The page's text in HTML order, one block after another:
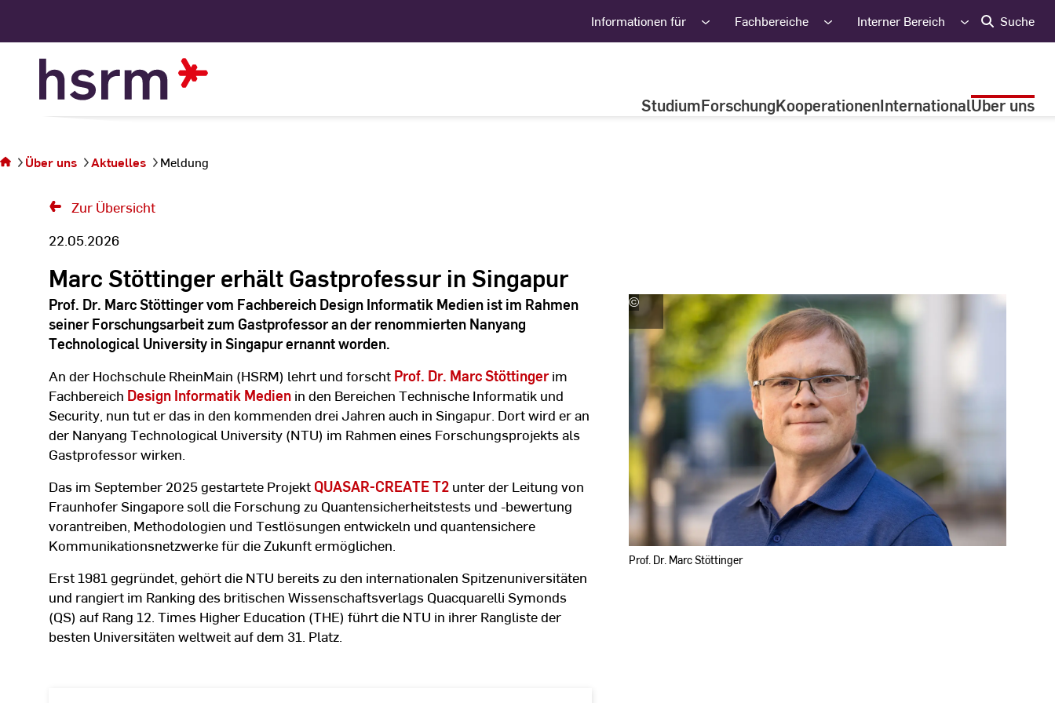
Informationen für Fachbereiche Interner Bereich Suche
StudiumForschungKooperationenInternationalÜber uns
sich aufÜber uns Aktuelles Meldung
Zur Übersicht
22.05.2026
Marc Stöttinger erhält Gastprofessur in Singapur
©
Marieke
Schmitz
|
Hochschule
RheinMain
Prof. Dr. Marc Stöttinger
Prof. Dr. Marc Stöttinger vom Fachbereich Design Informatik Medien ist im Rahmen
seiner Forschungsarbeit zum Gastprofessor an der renommierten Nanyang
Technological University in Singapur ernannt worden.
An der Hochschule RheinMain (HSRM) lehrt und forscht Prof. Dr. Marc Stöttingerim
Fachbereich Design Informatik Medien in den Bereichen Technische Informatik und
Security, nun tut er das in den kommenden drei Jahren auch in Singapur. Dort wird er an
der Nanyang Technological University (NTU) im Rahmen eines Forschungsprojekts als
Gastprofessor wirken.
Das im September 2025 gestartete Projekt QUASAR-CREATE T2 unter der Leitung von
Fraunhofer Singapore soll die Forschung zu Quantensicherheitstests und -bewertung
vorantreiben, Methodologien und Testlösungen entwickeln und quantensichere
Kommunikationsnetzwerke für die Zukunft ermöglichen.
Erst 1981 gegründet, gehört die NTU bereits zu den internationalen Spitzenuniversitäten
und rangiert im Ranking des britischen Wissenschaftsverlags Quacquarelli Symonds
(QS) auf Rang 12. Times Higher Education (THE) führt die NTU in ihrer Rangliste der
besten Universitäten weltweit auf dem 31. Platz.